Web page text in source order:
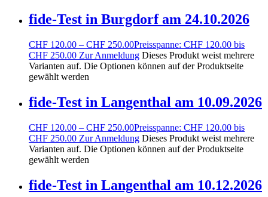
fide-Test in Burgdorf am 24.10.2026
CHF 120.00 – CHF 250.00Preisspanne: CHF 120.00 bis
CHF 250.00 Zur Anmeldung Dieses Produkt weist mehrere
Varianten auf. Die Optionen können auf der Produktseite
gewählt werden
fide-Test in Langenthal am 10.09.2026
CHF 120.00 – CHF 250.00Preisspanne: CHF 120.00 bis
CHF 250.00 Zur Anmeldung Dieses Produkt weist mehrere
Varianten auf. Die Optionen können auf der Produktseite
gewählt werden
fide-Test in Langenthal am 10.12.2026